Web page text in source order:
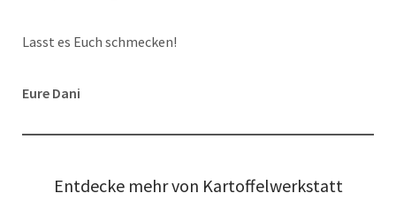
Lasst es Euch schmecken!
Eure Dani
Entdecke mehr von Kartoffelwerkstatt